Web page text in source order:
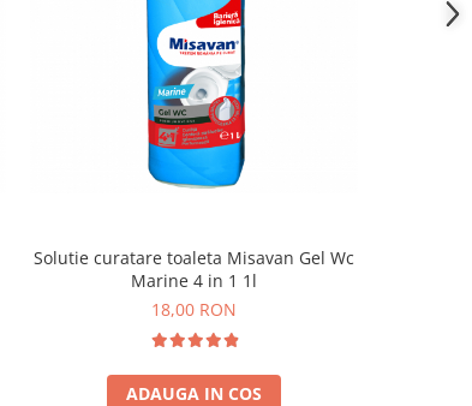
Solutie curatare toaleta Misavan Gel Wc
Marine 4 in 1 1l
18,00 RON
ADAUGA IN COS